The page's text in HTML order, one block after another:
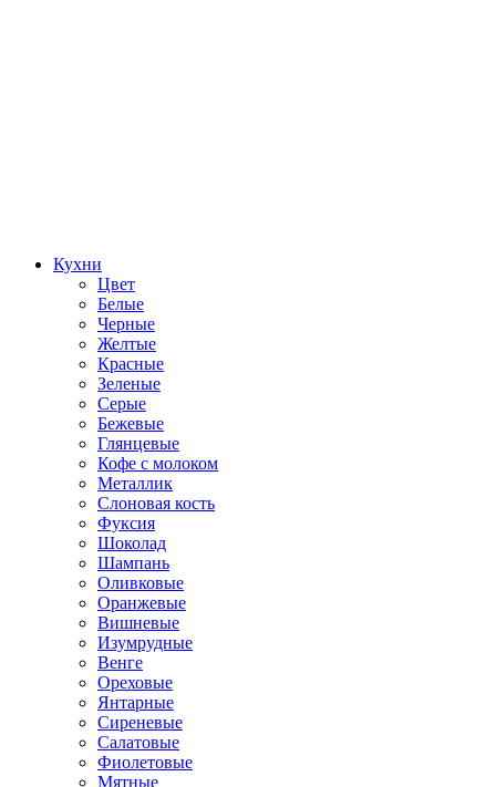
Кухни
Цвет
Белые
Черные
Желтые
Красные
Зеленые
Серые
Бежевые
Глянцевые
Кофе с молоком
Металлик
Слоновая кость
Фуксия
Шоколад
Шампань
Оливковые
Оранжевые
Вишневые
Изумрудные
Венге
Ореховые
Янтарные
Сиреневые
Салатовые
Фиолетовые
Мятные